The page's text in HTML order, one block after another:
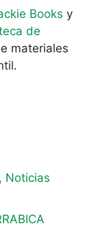
Books y
de
materiales
, Noticias